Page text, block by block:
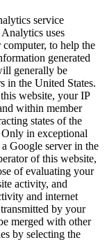
service
uses
to help the
generated
generally be
in the United States.
website, your IP
within member
states of the
in exceptional
Google server in the
of this website,
of evaluating your
activity, and
and internet
by your
merged with other
by selecting the